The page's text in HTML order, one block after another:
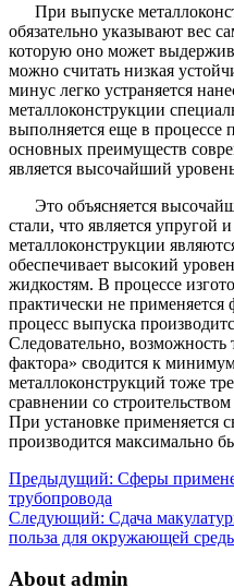
При выпуске
обязательно указывают вес
которую оно может
можно считать низкая
минус легко устраняется
металлоконструкции
выполняется еще в процессе
основных преимуществ
является высочайший
Это объясняется
стали, что является упругой
металлоконструкции
обеспечивает высокий
жидкостям. В процессе
практически не применяется
процесс выпуска
Следовательно, возможность
фактора» сводится к
металлоконструкций тоже
сравнении со
При установке применяется
производится максимально
Предыдущий: Сферы
трубопровода
Следующий: Сдача
польза для окружающей
About admin